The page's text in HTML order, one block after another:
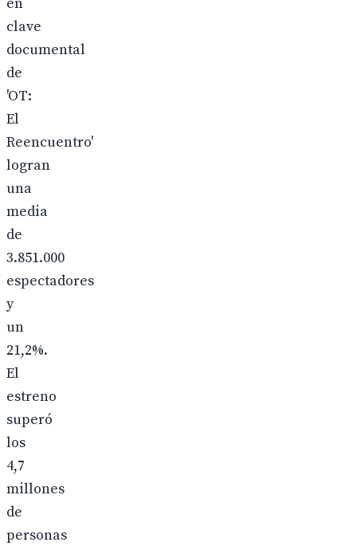
clave
documental
de
'OT:
El
Reencuentro'
logran
una
media
de
3.851.000
espectadores
y
un
21,2%.
El
estreno
superó
los
4,7
millones
de
personas